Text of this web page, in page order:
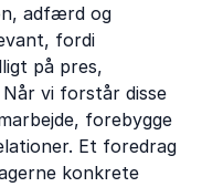
adfærd og
fordi
på pres,
vi forstår disse
forebygge
Et foredrag
konkrete